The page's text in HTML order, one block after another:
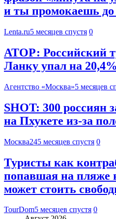
и ты промокаешь до
Lenta.ru5 месяцев спустя 0
АТОР: Российский
Ланку упал на
Агентство «Москва»5 месяцев
SHOT: 300 россиян
на Пхукете из-за
Москва245 месяцев спустя 0
Туристы как
попавшая на пляже
может стоить
TourDom5 месяцев спустя 0